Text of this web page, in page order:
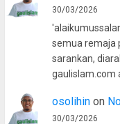
30/03/2026
semua remaja
sarankan,
gaulislam.com
osolihinon
30/03/2026